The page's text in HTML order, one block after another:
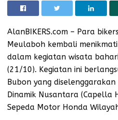
AlanBIKERS.com – Para
Meulaboh kembali
dalam kegiatan wisata
(21/10). Kegiatan ini
Bubon yang
Dinamik Nusantara (Capella
Sepeda Motor Honda